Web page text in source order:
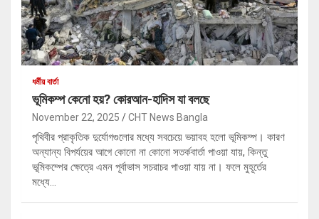
ধর্মীয় বার্তা
ভূমিকম্প কেনো হয়? কোরআন-হাদিস যা বলছে
November 22, 2025 CHT News Bangla
পৃথিবীর প্রাকৃতিক দুর্যোগগুলোর মধ্যে সবচেয়ে ভয়াবহ হলো ভূমিকম্প। কারণ
অন্যান্য বিপর্যয়ের আগে কোনো না কোনো সতর্কবার্তা পাওয়া যায়, কিন্তু
ভূমিকম্পের ক্ষেত্রে এমন পূর্বাভাস সচরাচর পাওয়া যায় না। ফলে মুহূর্তের
মধ্যে…